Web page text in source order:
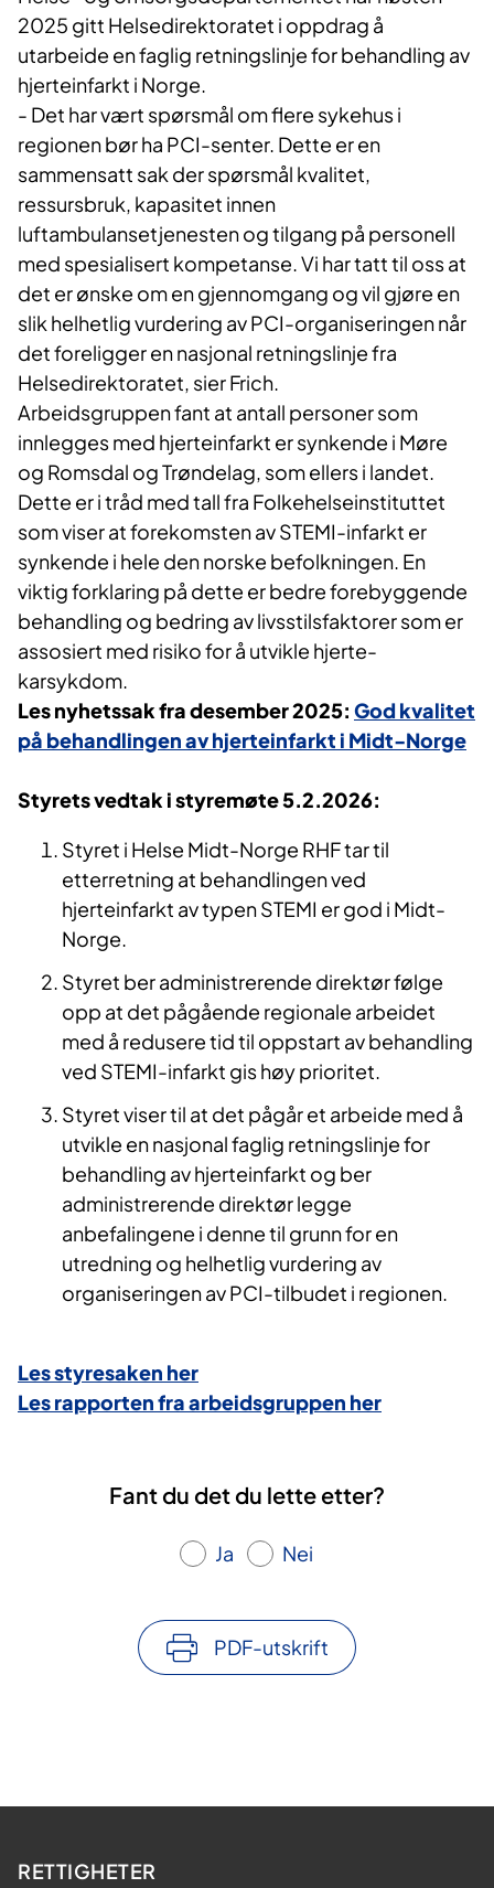
2025 gitt Helsedirektoratet i oppdrag å
utarbeide en faglig retningslinje for behandling av
hjerteinfarkt i Norge.
- Det har vært spørsmål om flere sykehus i
regionen bør ha PCI-senter. Dette er en
sammensatt sak der spørsmål kvalitet,
ressursbruk, kapasitet innen
luftambulansetjenesten og tilgang på personell
med spesialisert kompetanse. Vi har tatt til oss at
det er ønske om en gjennomgang og vil gjøre en
slik helhetlig vurdering av PCI-organiseringen når
det foreligger en nasjonal retningslinje fra
Helsedirektoratet, sier Frich.
Arbeidsgruppen fant at antall personer som
innlegges med hjerteinfarkt er synkende i Møre
og Romsdal og Trøndelag, som ellers i landet.
Dette er i tråd med tall fra Folkehelseinstituttet
som viser at forekomsten av STEMI-infarkt er
synkende i hele den norske befolkningen. En
viktig forklaring på dette er bedre forebyggende
behandling og bedring av livsstilsfaktorer som er
assosiert med risiko for å utvikle hjerte-
karsykdom.
Les nyhetssak fra desember 2025: God kvalitet
på behandlingen av hjerteinfarkt i Midt-Norge
Styrets vedtak i styremøte 5.2.2026:
Styret i Helse Midt-Norge RHF tar til
etterretning at behandlingen ved
hjerteinfarkt av typen STEMI er god i Midt-
Norge.
Styret ber administrerende direktør følge
opp at det pågående regionale arbeidet
med å redusere tid til oppstart av behandling
ved STEMI-infarkt gis høy prioritet.
Styret viser til at det pågår et arbeide med å
utvikle en nasjonal faglig retningslinje for
behandling av hjerteinfarkt og ber
administrerende direktør legge
anbefalingene i denne til grunn for en
utredning og helhetlig vurdering av
organiseringen av PCI-tilbudet i regionen.
Les styresaken her
Les rapporten fra arbeidsgruppen her
Fant du det du lette etter?
Ja Nei
PDF-utskrift
RETTIGHETER